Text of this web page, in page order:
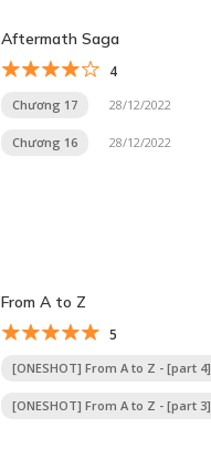
Aftermath Saga
4
Chương 17 28/12/2022
Chương 16 28/12/2022
From A to Z
5
[ONESHOT] From A to Z - [part 4]
[ONESHOT] From A to Z - [part 3]